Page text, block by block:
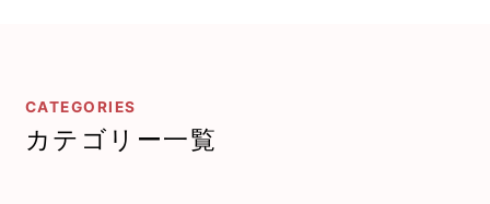
CATEGORIES
カテゴリー一覧